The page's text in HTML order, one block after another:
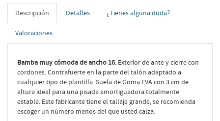
Descripción Detalles ¿Tienes alguna duda?
Valoraciones
Bamba muy cómoda de ancho 16. Exterior de ante y cierre con
cordones. Contrafuerte en la parte del talón adaptado a
cualquier tipo de plantilla. Suela de Goma EVA con 3 cm de
altura ideal para una pisada amortiguadora totalmente
estable. Este fabricante tiene el tallaje grande, se recomienda
escoger un número menos del que usted calza.